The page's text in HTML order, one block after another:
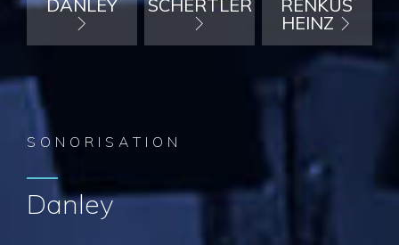
DANLEY SCHERTLER
RENKUS
HEINZ
SONORISATION
Danley